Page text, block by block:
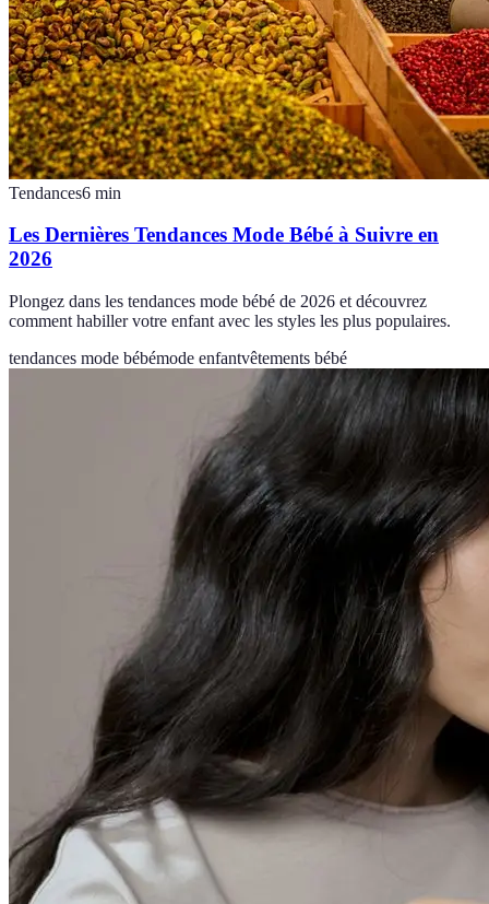
Tendances6 min
Les Dernières Tendances Mode Bébé à Suivre en
2026
Plongez dans les tendances mode bébé de 2026 et découvrez
comment habiller votre enfant avec les styles les plus populaires.
tendances mode bébémode enfantvêtements bébé